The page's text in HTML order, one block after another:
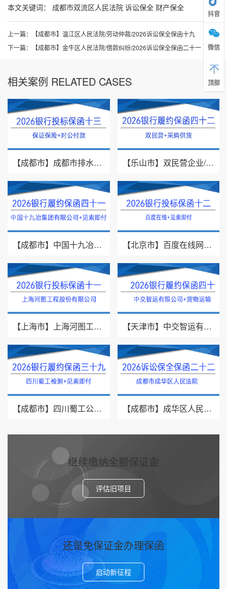
本文关键词： 成都市双流区人民法院 诉讼保全 财产保全
上一篇：
【成都市】温江区人民法院/劳动仲裁/2026诉讼保全保函十九
下一篇：
【成都市】金牛区人民法院/借款纠纷/2026诉讼保全保函二十一
相关案例 RELATED CASES
【成都市】成都市排水有限责任公司/投标保证保险/2026银行投标保函十三 【乐山市】双民营企业/采购供货/2026年银行履约保函四十二
【成都市】中国十九冶集团有限公司/见索即付/2026年银行履约保函四十一 【北京市】百度在线网络技术（北京）有限公司/投标保函/2026银行投标保函十二
【上海市】上海河图工程股份有限公司/投标保函/2026银行投标保函十一 【天津市】中交智运有限公司/货物运输/2026年银行履约保函四十
【成都市】四川蜀工公路工程试验检测有限公司/2026年银行履约保函三十九 【成都市】成华区人民法院/借款纠纷/2026诉讼保全保函二十二
继续缴纳全额保证金
评估旧项目
还是免保证金办理保函
启动新征程
抖音
微信
顶部